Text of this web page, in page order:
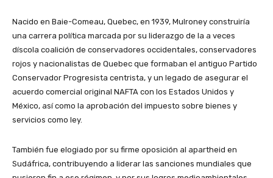
Nacido en Baie-Comeau, Quebec, en 1939, Mulroney construiría
una carrera política marcada por su liderazgo de la a veces
díscola coalición de conservadores occidentales, conservadores
rojos y nacionalistas de Quebec que formaban el antiguo Partido
Conservador Progresista centrista, y un legado de asegurar el
acuerdo comercial original NAFTA con los Estados Unidos y
México, así como la aprobación del impuesto sobre bienes y
servicios como ley.
También fue elogiado por su firme oposición al apartheid en
Sudáfrica, contribuyendo a liderar las sanciones mundiales que